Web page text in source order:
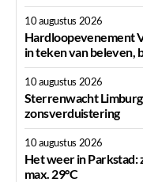
10 augustus 2026
Hardloopevenement
in teken van beleven,
10 augustus 2026
Sterrenwacht
zonsverduistering
10 augustus 2026
Het weer in Parkstad:
max. 29°C